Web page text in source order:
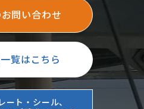
問い合わせ
覧はこちら
ート・シール、